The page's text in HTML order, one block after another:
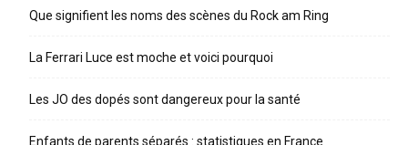
Que signifient les noms des scènes du Rock am Ring
La Ferrari Luce est moche et voici pourquoi
Les JO des dopés sont dangereux pour la santé
Enfants de parents séparés : statistiques en France